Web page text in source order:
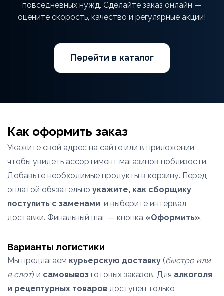
повседневных нужд. Сделайте заказ онлайн —
оцените скорость, качество и регулярные акции!
Перейти в каталог
Как оформить заказ
Укажите свой адрес на сайте или в приложении,
чтобы увидеть ассортимент магазинов поблизости.
Добавьте необходимые продукты в корзину. Перед
оплатой обязательно укажите, как сборщику
поступить с заменами, и выберите интервал
доставки. Финальный шаг — кнопка «Оформить».
Варианты логистики
Мы предлагаем курьерскую доставку (быстро или
в слот) и самовывоз готовых заказов. Для алкоголя
и рецептурных товаров доступен только